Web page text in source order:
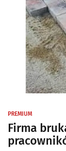
PREMIUM
Firma